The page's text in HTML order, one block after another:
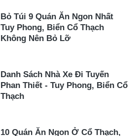
Bỏ Túi 9 Quán Ăn Ngon Nhất
Tuy Phong, Biển Cổ Thạch
Không Nên Bỏ Lỡ
Danh Sách Nhà Xe Đi Tuyến
Phan Thiết - Tuy Phong, Biển Cổ
Thạch
10 Quán Ăn Ngon Ở Cổ Thạch,